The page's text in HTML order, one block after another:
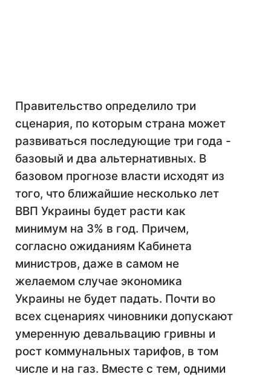
Правительство определило три
сценария, по которым страна может
развиваться последующие три года -
базовый и два альтернативных. В
базовом прогнозе власти исходят из
того, что ближайшие несколько лет
ВВП Украины будет расти как
минимум на 3% в год. Причем,
согласно ожиданиям Кабинета
министров, даже в самом не
желаемом случае экономика
Украины не будет падать. Почти во
всех сценариях чиновники допускают
умеренную девальвацию гривны и
рост коммунальных тарифов, в том
числе и на газ. Вместе с тем, одними